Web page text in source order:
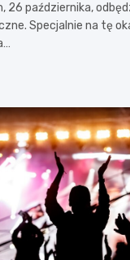
26 października,
Specjalnie na tę